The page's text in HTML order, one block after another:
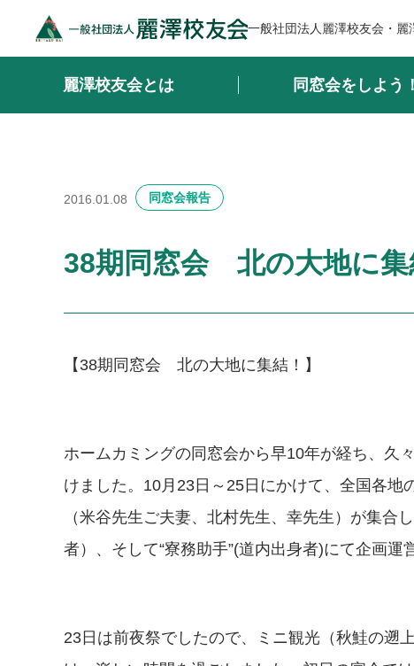
一般社団法人麗澤校友会・
麗澤校友会とは 同窓会をしよう！
2016.01.08 同窓会報告
38期同窓会 北の大地に集
【38期同窓会 北の大地に集結！】
ホームカミングの同窓会から早10年が経ち、久
けました。10月23日～25日にかけて、全国各地
（米谷先生ご夫妻、北村先生、幸先生）が集合
者）、そして“寮務助手”(道内出身者)にて企画運
23日は前夜祭でしたので、ミニ観光（秋鮭の遡